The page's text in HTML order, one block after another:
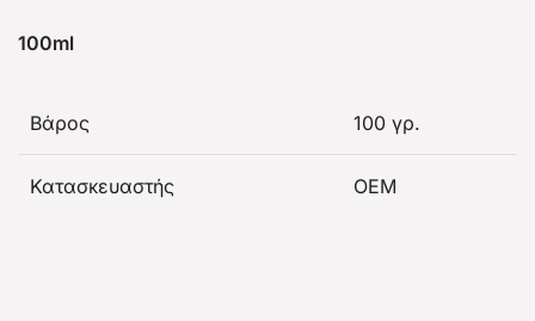
100ml
Βάρος 100 γρ.
Κατασκευαστής OEM